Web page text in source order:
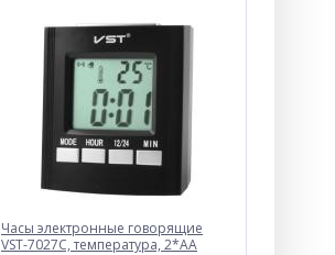
Часы электронные говорящие
VST-7027С, температура, 2*AA